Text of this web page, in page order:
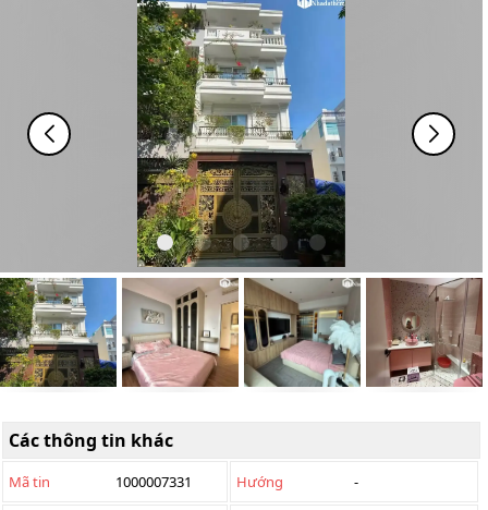
Các thông tin khác
Mã tin 1000007331 Hướng -